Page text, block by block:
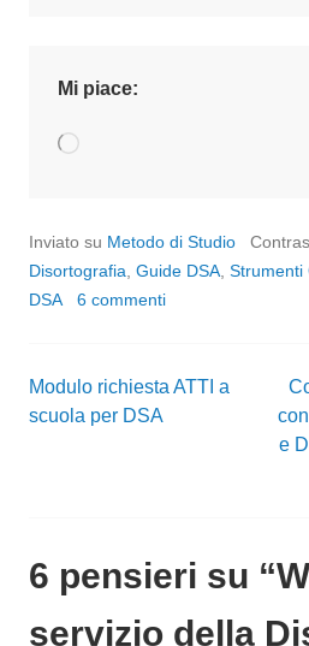
Mi piace:
Caricamento
Inviato su Metodo di Studio
Disortografia Guide DSA Strumenti
DSA
6 commenti
Navigazione
Modulo richiesta ATTI a
scuola per DSA
e
6 pensieri su “
servizio della